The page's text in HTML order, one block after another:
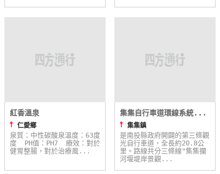
紅香溫泉
⫯ 仁愛鄉
泉質：中性碳酸泉溫度：63度
度 PH值：PH7 療效：對於
健胃整腸，對於治療風...
集集自行車道環線系統...
⫯ 集集鎮
是南投縣政府開闢的第三條觀
光自行車道，全長約20.8公
里。路線共分三條線"集集攔
河堰堤岸景觀...